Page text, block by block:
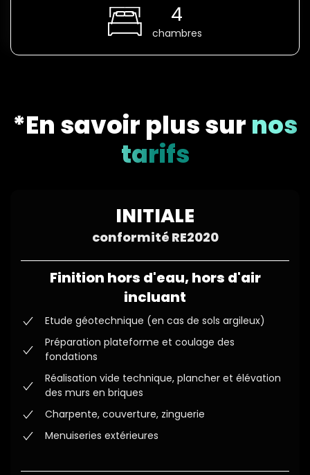
4
chambres
*En savoir plus sur nos
tarifs
INITIALE
conformité RE2020
Finition hors d'eau, hors d'air
incluant
Etude géotechnique (en cas de sols argileux)
Préparation plateforme et coulage des
fondations
Réalisation vide technique, plancher et élévation
des murs en briques
Charpente, couverture, zinguerie
Menuiseries extérieures